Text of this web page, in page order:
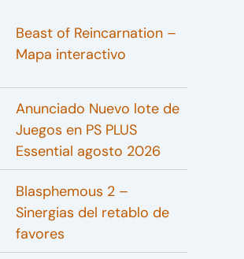
Beast of Reincarnation –
Mapa interactivo
Anunciado Nuevo lote de
Juegos en PS PLUS
Essential agosto 2026
Blasphemous 2 –
Sinergias del retablo de
favores